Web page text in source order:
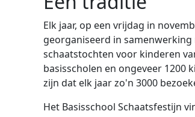
Elk jaar, op een vrijdag in
georganiseerd in
schaatstochten voor kinderen
basisscholen en ongeveer 1200
zijn dat elk jaar zo'n 3000
Het Basisschool Schaatsfestijn